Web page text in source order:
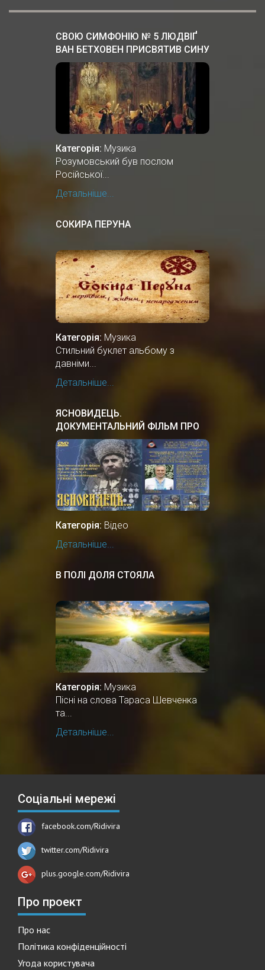
СВОЮ СИМФОНІЮ № 5 ЛЮДВІҐ
ВАН БЕТХОВЕН ПРИСВЯТИВ СИНУ
ОСТАННЬОГО ГЕТЬМАНА
УКРАЇНИ, ГРАФУ АНДРІЮ
РОЗУМОВСЬКОМУ.
Категорія: Музика
Розумовський був послом
Російської...
Детальніше...
СОКИРА ПЕРУНА
Категорія: Музика
Стильний буклет альбому з
давніми...
Детальніше...
ЯСНОВИДЕЦЬ.
ДОКУМЕНТАЛЬНИЙ ФIЛЬМ ПРО
УКРАЇНСЬКОГО ПРОРОКА,
ЦІЛИТЕЛЯ.
Категорія: Відео
Детальніше...
В ПОЛІ ДОЛЯ СТОЯЛА
Категорія: Музика
Пісні на слова Тараса Шевченка
та...
Детальніше...
Соціальні мережі
facebook.com/Ridivira
twitter.com/Ridivira
plus.google.com/Ridivira
Про проект
Про нас
Політика конфіденційності
Угода користувача